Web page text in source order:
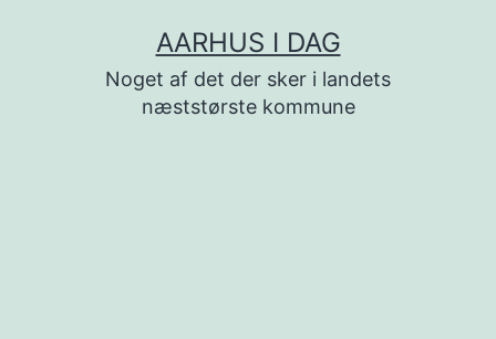
AARHUS I DAG
Noget af det der sker i landets
næststørste kommune